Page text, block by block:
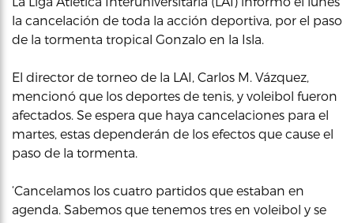
la cancelación de toda la acción deportiva, por el paso
de la tormenta tropical Gonzalo en la Isla.
El director de torneo de la LAI, Carlos M. Vázquez,
mencionó que los deportes de tenis, y voleibol fueron
afectados. Se espera que haya cancelaciones para el
martes, estas dependerán de los efectos que cause el
paso de la tormenta.
‘Cancelamos los cuatro partidos que estaban en
agenda. Sabemos que tenemos tres en voleibol y se